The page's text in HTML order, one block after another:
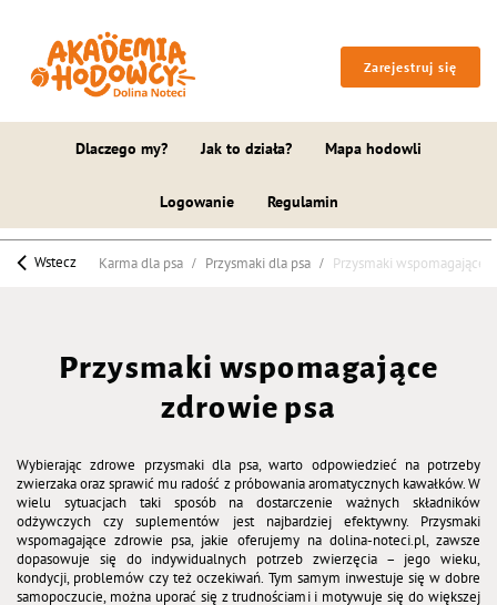
Zarejestruj się
Dlaczego my? Jak to działa? Mapa hodowli
Logowanie Regulamin
Wstecz Karma dla psa Przysmaki dla psa Przysmaki wspomagające
Przysmaki wspomagające
zdrowie psa
Wybierając zdrowe przysmaki dla psa, warto odpowiedzieć na potrzeby
zwierzaka oraz sprawić mu radość z próbowania aromatycznych kawałków. W
wielu sytuacjach taki sposób na dostarczenie ważnych składników
odżywczych czy suplementów jest najbardziej efektywny. Przysmaki
wspomagające zdrowie psa, jakie oferujemy na dolina-noteci.pl, zawsze
dopasowuje się do indywidualnych potrzeb zwierzęcia – jego wieku,
kondycji, problemów czy też oczekiwań. Tym samym inwestuje się w dobre
samopoczucie, można uporać się z trudnościami i motywuje się do większej